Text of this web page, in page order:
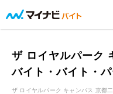
ザ ロイヤルパーク
バイト・バイト・
ザ ロイヤルパーク キャンバス 京都